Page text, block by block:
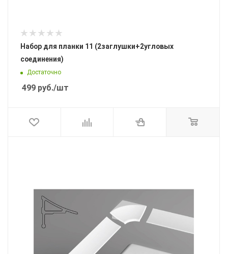
Набор для планки 11 (2заглушки+2угловых
соединения)
Достаточно
499 руб./шт